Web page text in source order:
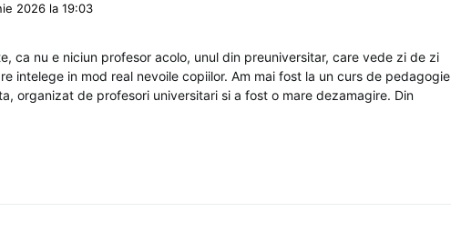
2026 la 19:03
ca nu e niciun profesor acolo, unul din preuniversitar, care vede zi de zi
intelege in mod real nevoile copiilor. Am mai fost la un curs de pedagogie
organizat de profesori universitari si a fost o mare dezamagire. Din